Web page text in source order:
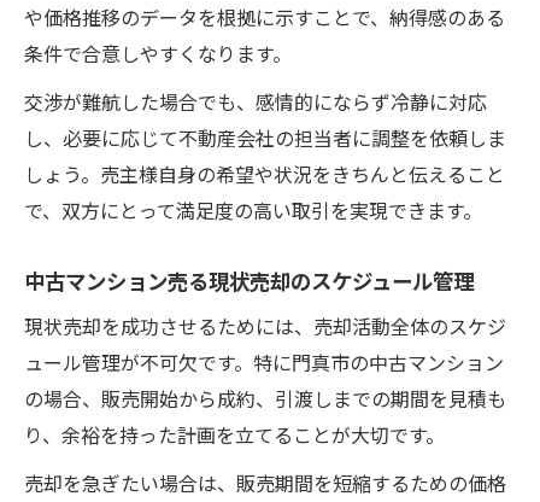
や価格推移のデータを根拠に示すことで、納得感のある
条件で合意しやすくなります。
交渉が難航した場合でも、感情的にならず冷静に対応
し、必要に応じて不動産会社の担当者に調整を依頼しま
しょう。売主様自身の希望や状況をきちんと伝えること
で、双方にとって満足度の高い取引を実現できます。
中古マンション売る現状売却のスケジュール管理
現状売却を成功させるためには、売却活動全体のスケジ
ュール管理が不可欠です。特に門真市の中古マンション
の場合、販売開始から成約、引渡しまでの期間を見積も
り、余裕を持った計画を立てることが大切です。
売却を急ぎたい場合は、販売期間を短縮するための価格